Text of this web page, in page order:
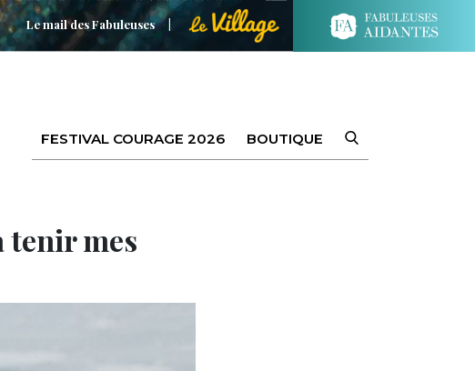
Le mail des Fabuleuses
FESTIVAL COURAGE 2026 BOUTIQUE
tenir mes